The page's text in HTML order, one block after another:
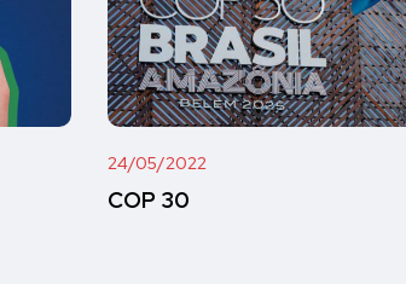
24/05/2022
COP 30